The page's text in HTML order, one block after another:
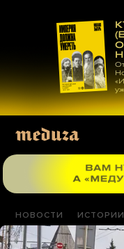
материалам
НОВОСТИ ИСТОРИИ